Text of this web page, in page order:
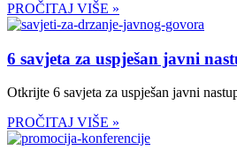
PROČITAJ VIŠE »
6 savjeta za uspješan javni
Otkrijte 6 savjeta za uspješan javni
PROČITAJ VIŠE »